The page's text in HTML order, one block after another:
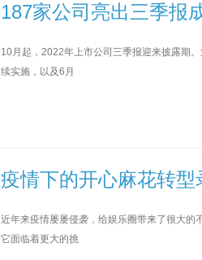
187家公司亮出三季报
10月起，2022年上市公司三季报迎来披露期
续实施，以及6月
疫情下的开心麻花转型
近年来疫情屡屡侵袭，给娱乐圈带来了很大
它面临着更大的挑